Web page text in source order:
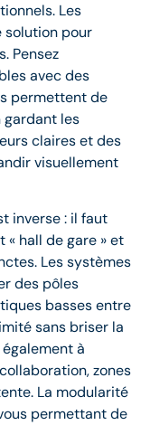
Les
solution pour
Pensez
avec des
permettent de
gardant les
claires et des
visuellement
inverse : il faut
« hall de gare » et
Les systèmes
des pôles
basses entre
sans briser la
à
zones
La modularité
permettant de